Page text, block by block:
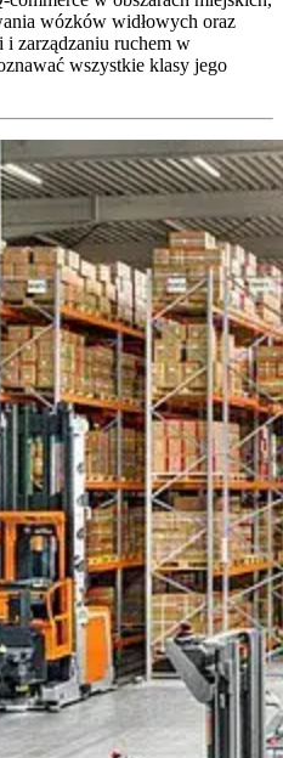
wózków widłowych oraz
i zarządzaniu ruchem w
wszystkie klasy jego